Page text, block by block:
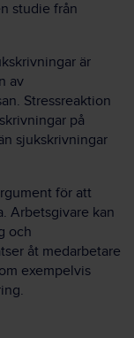
studie från
är
av
Stressreaktion
på
sjukskrivningar
för att
Arbetsgivare kan
och
åt medarbetare
exempelvis